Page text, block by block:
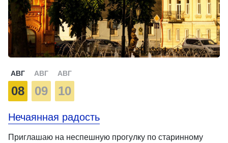
АВГ
08
АВГ
09
АВГ
10
Нечаянная радость
Приглашаю на неспешную прогулку по старинному